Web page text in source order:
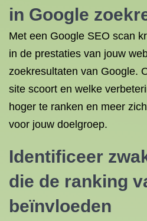
in Google
Met een Google SEO scan
in de prestaties van jouw
zoekresultaten van Google.
site scoort en welke
hoger te ranken en meer
voor jouw doelgroep.
Identificeer
die de ranking
beïnvloeden